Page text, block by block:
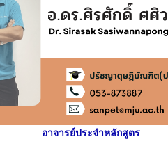
อาจารย์ประจำหลักสูตร